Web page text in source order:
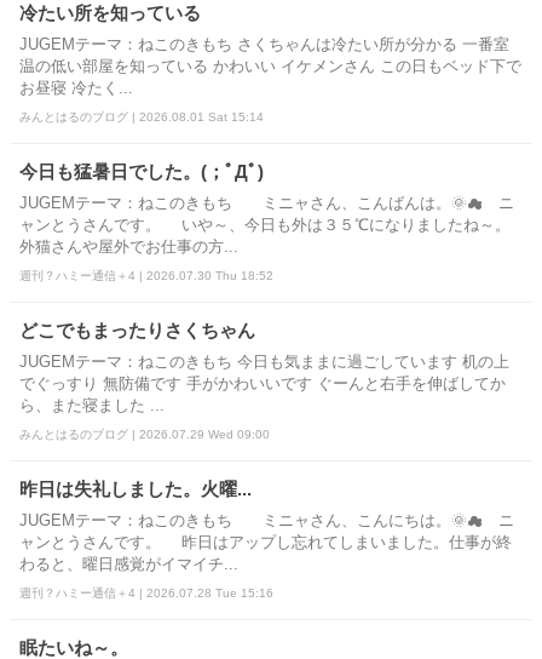
冷たい所を知っている
JUGEMテーマ：ねこのきもち さくちゃんは冷たい所が分かる 一番室
温の低い部屋を知っている かわいい イケメンさん この日もベッド下で
お昼寝 冷たく...
みんとはるのブログ | 2026.08.01 Sat 15:14
今日も猛暑日でした。(；ﾟДﾟ)
JUGEMテーマ：ねこのきもち ミニャさん、こんばんは。🌞☁ ニ
ャンとうさんです。 いや～、今日も外は３５℃になりましたね～。
外猫さんや屋外でお仕事の方...
週刊？ハミー通信＋4 | 2026.07.30 Thu 18:52
どこでもまったりさくちゃん
JUGEMテーマ：ねこのきもち 今日も気ままに過ごしています 机の上
でぐっすり 無防備です 手がかわいいです ぐーんと右手を伸ばしてか
ら、また寝ました ...
みんとはるのブログ | 2026.07.29 Wed 09:00
昨日は失礼しました。火曜...
JUGEMテーマ：ねこのきもち ミニャさん、こんにちは。🌞☁ ニ
ャンとうさんです。 昨日はアップし忘れてしまいました。仕事が終
わると、曜日感覚がイマイチ...
週刊？ハミー通信＋4 | 2026.07.28 Tue 15:16
眠たいね～。